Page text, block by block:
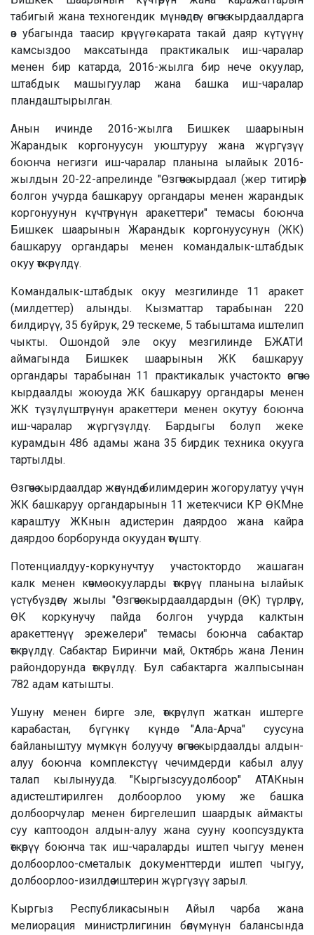
табигый жана техногендик мүнөздөгү өзгөчө кырдаалдарга
өз убагында таасир көрүүгө карата такай даяр күтүүнү
камсыздоо максатында практикалык иш-чаралар
менен бир катарда, 2016-жылга бир нече окуулар,
штабдык машыгуулар жана башка иш-чаралар
пландаштырылган.
Анын ичинде 2016-жылга Бишкек шаарынын
Жарандык коргонуусун уюштуруу жана жүргүзүү
боюнча негизги иш-чаралар планына ылайык 2016-
жылдын 20-22-апрелинде "Өзгөчө кырдаал (жер титирөө)
болгон учурда башкаруу органдары менен жарандык
коргонуунун күчтөрүнүн аракеттери" темасы боюнча
Бишкек шаарынын Жарандык коргонуусунун (ЖК)
башкаруу органдары менен командалык-штабдык
окуу өткөрүлдү.
Командалык-штабдык окуу мезгилинде 11 аракет
(милдеттер) алынды. Кызматтар тарабынан 220
билдирүү, 35 буйрук, 29 тескеме, 5 табыштама иштелип
чыкты. Ошондой эле окуу мезгилинде БЖАТИ
аймагында Бишкек шаарынын ЖК башкаруу
органдары тарабынан 11 практикалык участокто өзгөчө
кырдаалды жоюуда ЖК башкаруу органдары менен
ЖК түзүлүштөрүнүн аракеттери менен окутуу боюнча
иш-чаралар жүргүзүлдү. Бардыгы болуп жеке
курамдын 486 адамы жана 35 бирдик техника окууга
тартылды.
Өзгөчө кырдаалдар жөнүндө билимдерин жогорулатуу үчүн
ЖК башкаруу органдарынын 11 жетекчиси КР ӨКМне
караштуу ЖКнын адистерин даярдоо жана кайра
даярдоо борборунда окуудан өтүштү.
Потенциалдуу-коркунучтуу участоктордо жашаган
калк менен көчмө окууларды өткөрүү планына ылайык
үстүбүздөгү жылы "Өзгөчө кырдаалдардын (ӨК) түрлөрү,
ӨК коркунучу пайда болгон учурда калктын
аракеттенүү эрежелери" темасы боюнча сабактар
өткөрүлдү. Сабактар Биринчи май, Октябрь жана Ленин
райондорунда өткөрүлдү. Бул сабактарга жалпысынан
782 адам катышты.
Ушуну менен бирге эле, өткөрүлүп жаткан иштерге
карабастан, бүгүнкү күндө "Ала-Арча" суусуна
байланыштуу мүмкүн болуучу өзгөчө кырдаалды алдын-
алуу боюнча комплекстүү чечимдерди кабыл алуу
талап кылынууда. "Кыргызсуудолбоор" АТАКнын
адистештирилген долбоорлоо уюму же башка
долбоорчулар менен биргелешип шаардык аймакты
суу каптоодон алдын-алуу жана сууну коопсуздукта
өткөрүү боюнча так иш-чараларды иштеп чыгуу менен
долбоорлоо-сметалык документтерди иштеп чыгуу,
долбоорлоо-изилдөө иштерин жүргүзүү зарыл.
Кыргыз Республикасынын Айыл чарба жана
мелиорация министрлигинин бөлүмүнүн балансында